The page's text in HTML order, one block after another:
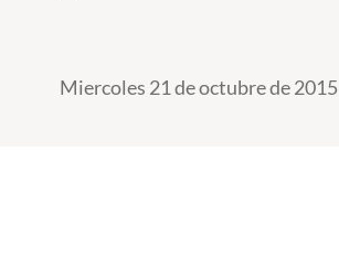
Miercoles 21 de octubre de 2015